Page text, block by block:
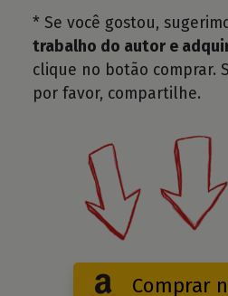
* Se você gostou,
trabalho do autor e
clique no botão comprar.
por favor, compartilhe.
Comprar